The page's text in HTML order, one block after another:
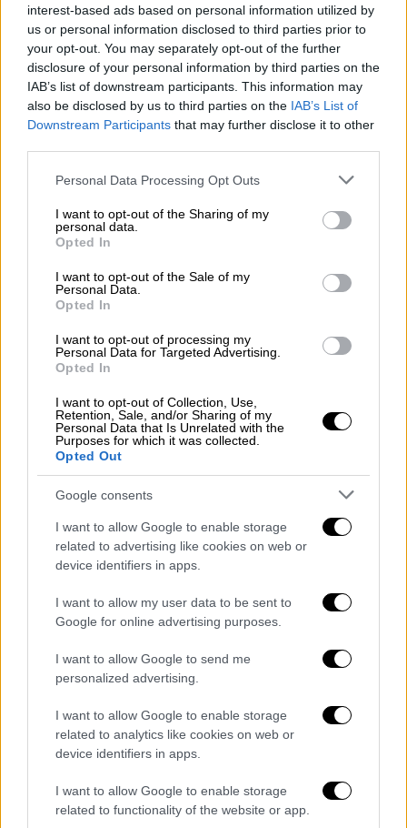
interest-based ads based on personal information utilized by
us or personal information disclosed to third parties prior to
your opt-out. You may separately opt-out of the further
disclosure of your personal information by third parties on the
IAB’s list of downstream participants. This information may
also be disclosed by us to third parties on the IAB’s List of
Downstream Participants that may further disclose it to other
Please note that this website/app uses one or more Google
not limited to your visit or usage behaviour. You may click to
grant or deny consent to Google and its third-party tags to
use your data for below specified purposes in below Google
consent section.
Personal Data Processing Opt Outs
I want to opt-out of the Sharing of my
personal data.
Opted In
I want to opt-out of the Sale of my
Personal Data.
Opted In
I want to opt-out of processing my
Personal Data for Targeted Advertising.
Opted In
I want to opt-out of Collection, Use,
Retention, Sale, and/or Sharing of my
Personal Data that Is Unrelated with the
Purposes for which it was collected.
Opted Out
Google consents
I want to allow Google to enable storage
related to advertising like cookies on web or
device identifiers in apps.
I want to allow my user data to be sent to
Google for online advertising purposes.
I want to allow Google to send me
personalized advertising.
I want to allow Google to enable storage
related to analytics like cookies on web or
device identifiers in apps.
I want to allow Google to enable storage
related to functionality of the website or app.
Ήταν καθαρά θέμα χρόνου συνέπεσε το ότι
ξεκίνησα την βρετανική σειρά Durrelles και
στην Αγγλία για τα γυρίσματα, οπότε δεν
είχα τον χρόνο. Έπρεπε να παραιτηθώ και
αυτό ήταν το σωστό.
Δεν ήσουν όμως πολύ ενεργός τότε στα
Δημοτικά Συμβούλια..
Δεν νομίζω ότι ισχύει κάτι τέτοιο, απλά δεν
ο τομέας μου για να είμαι πιο ενεργός όπως
λες…
Αν όμως συμβεί κάτι παρόμοιο και στο
Ευρωκοινοβούλιο, δηλαδή κάποια καλή
πρόταση πάνω στη δουλειά σου, τι θα κάνεις;
Εκεί έχω να προτείνω διάφορα με τις
παραγωγές και ότι έχει να κάνει με τον
πολιτισμό και τι είναι αυτό που μπορούμε να